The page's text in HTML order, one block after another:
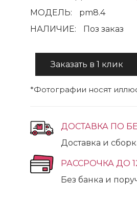
МОДЕЛЬ:
pm8.4
НАЛИЧИЕ:
Поз заказ
Заказать в 1 клик
*Фотографии носят
ДОСТАВКА ПО
Доставка и
РАССРОЧКА ДО
Без банка и